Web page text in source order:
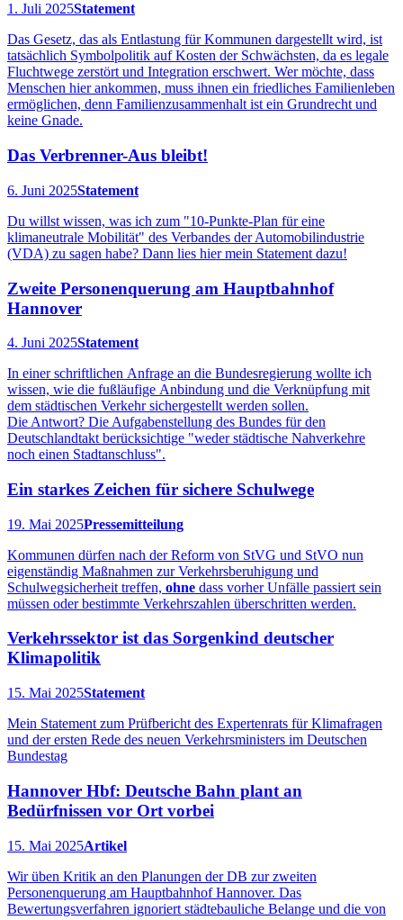
1. Juli 2025Statement
Das Gesetz, das als Entlastung für Kommunen dargestellt wird, ist
tatsächlich Symbolpolitik auf Kosten der Schwächsten, da es legale
Fluchtwege zerstört und Integration erschwert. Wer möchte, dass
Menschen hier ankommen, muss ihnen ein friedliches Familienleben
ermöglichen, denn Familienzusammenhalt ist ein Grundrecht und
keine Gnade.
Das Verbrenner-Aus bleibt!
6. Juni 2025Statement
Du willst wissen, was ich zum "10-Punkte-Plan für eine
klimaneutrale Mobilität" des Verbandes der Automobilindustrie
(VDA) zu sagen habe? Dann lies hier mein Statement dazu!
Zweite Personenquerung am Hauptbahnhof
Hannover
4. Juni 2025Statement
In einer schriftlichen Anfrage an die Bundesregierung wollte ich
wissen, wie die fußläufige Anbindung und die Verknüpfung mit
dem städtischen Verkehr sichergestellt werden sollen.
Die Antwort? Die Aufgabenstellung des Bundes für den
Deutschlandtakt berücksichtige "weder städtische Nahverkehre
noch einen Stadtanschluss".
Ein starkes Zeichen für sichere Schulwege
19. Mai 2025Pressemitteilung
Kommunen dürfen nach der Reform von StVG und StVO nun
eigenständig Maßnahmen zur Verkehrsberuhigung und
Schulwegsicherheit treffen, ohne dass vorher Unfälle passiert sein
müssen oder bestimmte Verkehrszahlen überschritten werden.
Verkehrssektor ist das Sorgenkind deutscher
Klimapolitik
15. Mai 2025Statement
Mein Statement zum Prüfbericht des Expertenrats für Klimafragen
und der ersten Rede des neuen Verkehrsministers im Deutschen
Bundestag
Hannover Hbf: Deutsche Bahn plant an
Bedürfnissen vor Ort vorbei
15. Mai 2025Artikel
Wir üben Kritik an den Planungen der DB zur zweiten
Personenquerung am Hauptbahnhof Hannover. Das
Bewertungsverfahren ignoriert städtebauliche Belange und die von